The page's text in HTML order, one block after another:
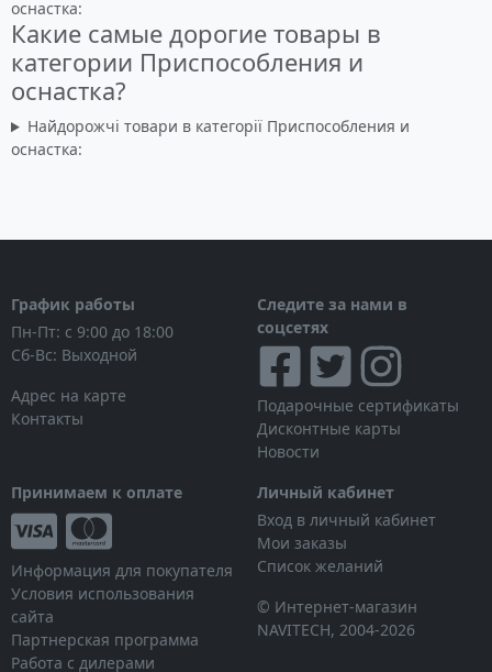
оснастка:
Какие самые дорогие товары в
категории Приспособления и
оснастка?
Найдорожчі товари в категорії Приспособления и
оснастка:
График работы
Пн-Пт: с 9:00 до 18:00
Сб-Вс: Выходной
Адрес на карте
Контакты
Следите за нами в
соцсетях
Подарочные сертификаты
Дисконтные карты
Новости
Принимаем к оплате
Информация для покупателя
Условия использования
сайта
Партнерская программа
Работа с дилерами
Личный кабинет
Вход в личный кабинет
Мои заказы
Список желаний
© Интернет-магазин
NAVITECH, 2004-2026